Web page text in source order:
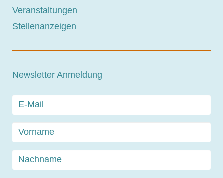
Veranstaltungen
Stellenanzeigen
Newsletter Anmeldung